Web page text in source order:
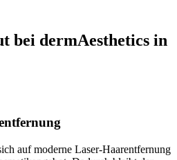
bei dermAesthetics in
auf moderne Laser-Haarentfernung